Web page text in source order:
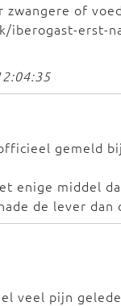
of
erst-
gemeld
enige middel
de lever dan
veel pijn